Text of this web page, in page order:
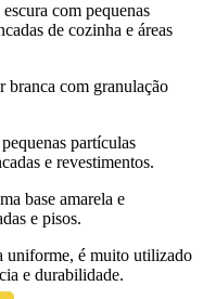
com pequenas
de cozinha e áreas
branca com granulação
partículas
e revestimentos.
base amarela e
e pisos.
uniforme, é muito utilizado
e durabilidade.